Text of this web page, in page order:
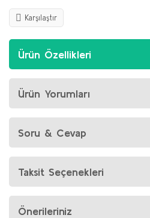
Karşılaştır
Ürün Özellikleri
Ürün Yorumları
Soru & Cevap
Taksit Seçenekleri
Önerileriniz